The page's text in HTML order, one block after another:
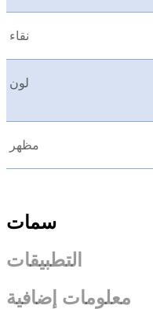
نقاء
لون
مظهر
سمات
التطبيقات
معلومات إضافية